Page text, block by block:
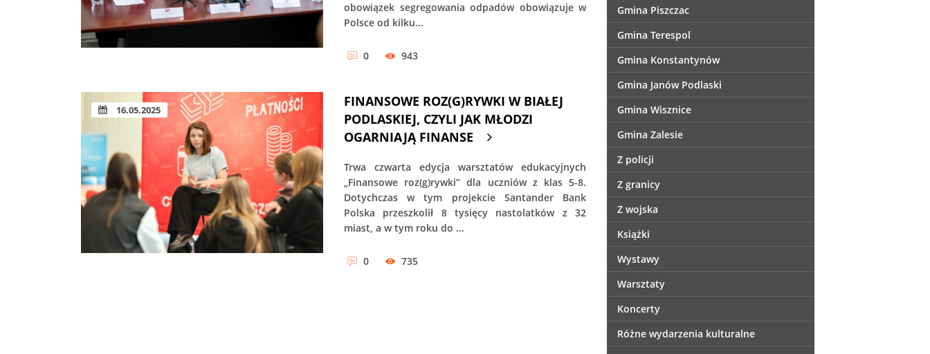
obowiązek segregowania odpadów obowiązuje w
Polsce od kilku...
0 943
16.05.2025
FINANSOWE ROZ(G)RYWKI W BIAŁEJ
PODLASKIEJ, CZYLI JAK MŁODZI
OGARNIAJĄ FINANSE
Trwa czwarta edycja warsztatów edukacyjnych
„Finansowe roz(g)rywki” dla uczniów z klas 5-8.
Dotychczas w tym projekcie Santander Bank
Polska przeszkolił 8 tysięcy nastolatków z 32
miast, a w tym roku do ...
0 735
Gmina Piszczac
Gmina Terespol
Gmina Konstantynów
Gmina Janów Podlaski
Gmina Wisznice
Gmina Zalesie
Z policji
Z granicy
Z wojska
Książki
Wystawy
Warsztaty
Koncerty
Różne wydarzenia kulturalne